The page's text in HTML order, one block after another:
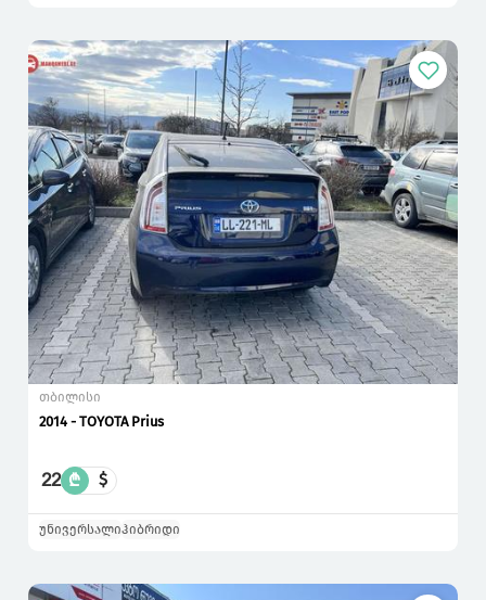
თბილისი
2014 - TOYOTA Prius
22 ₾ $
უნივერსალიჰიბრიდი